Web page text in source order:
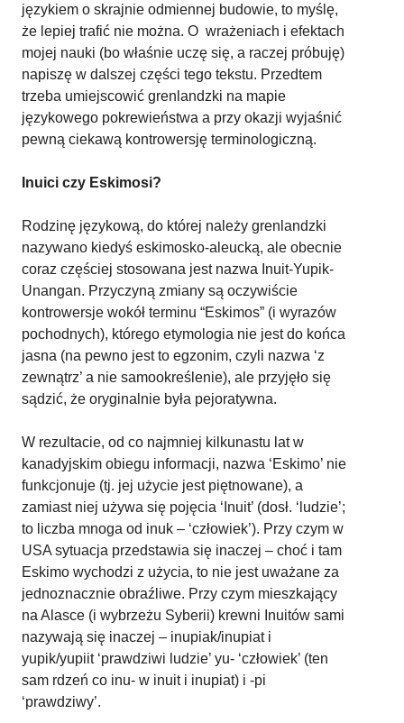
językiem o skrajnie odmiennej budowie, to myślę,
że lepiej trafić nie można. O wrażeniach i efektach
mojej nauki (bo właśnie uczę się, a raczej próbuję)
napiszę w dalszej części tego tekstu. Przedtem
trzeba umiejscowić grenlandzki na mapie
językowego pokrewieństwa a przy okazji wyjaśnić
pewną ciekawą kontrowersję terminologiczną.
Inuici czy Eskimosi?
Rodzinę językową, do której należy grenlandzki
nazywano kiedyś eskimosko-aleucką, ale obecnie
coraz częściej stosowana jest nazwa Inuit-Yupik-
Unangan. Przyczyną zmiany są oczywiście
kontrowersje wokół terminu “Eskimos” (i wyrazów
pochodnych), którego etymologia nie jest do końca
jasna (na pewno jest to egzonim, czyli nazwa ‘z
zewnątrz’ a nie samookreślenie), ale przyjęło się
sądzić, że oryginalnie była pejoratywna.
W rezultacie, od co najmniej kilkunastu lat w
kanadyjskim obiegu informacji, nazwa ‘Eskimo’ nie
funkcjonuje (tj. jej użycie jest piętnowane), a
zamiast niej używa się pojęcia ‘Inuit’ (dosł. ‘ludzie’;
to liczba mnoga od inuk – ‘człowiek’). Przy czym w
USA sytuacja przedstawia się inaczej – choć i tam
Eskimo wychodzi z użycia, to nie jest uważane za
jednoznacznie obraźliwe. Przy czym mieszkający
na Alasce (i wybrzeżu Syberii) krewni Inuitów sami
nazywają się inaczej – inupiak/inupiat i
yupik/yupiit ‘prawdziwi ludzie’ yu- ‘człowiek’ (ten
sam rdzeń co inu- w inuit i inupiat) i -pi
‘prawdziwy’.